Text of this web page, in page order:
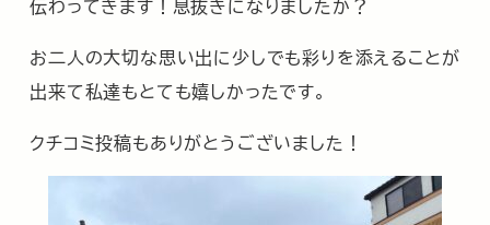
伝わってきます！息抜きになりましたか？
お二人の大切な思い出に少しでも彩りを添えることが
出来て私達もとても嬉しかったです。
クチコミ投稿もありがとうございました！